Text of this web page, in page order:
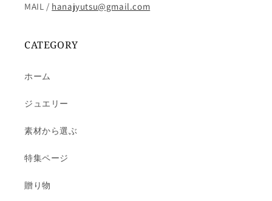
MAIL / hanajyutsu@gmail.com
CATEGORY
ホーム
ジュエリー
素材から選ぶ
特集ページ
贈り物